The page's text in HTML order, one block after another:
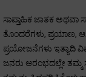
ಸಾಪ್ತಾಹಿಕ ಜಾತಕ ಅಥವಾ
ತೊಂದರೆಗಳು, ಪ್ರಯಾಣ,
ಪ್ರಯೋಜನೆಗಳು ಇತ್ಯಾದಿ
ಜನರು ಆರಂಭದಲ್ಲೇ ತಮ್ಮ